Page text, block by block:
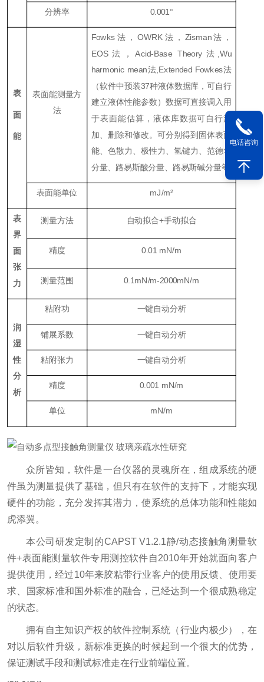
分辨率 0.001°
表
面
能
表面能测量方
法
Fowks法，OWRK法，Zisman法，
EOS法，Acid-Base Theory法,Wu
harmonic mean法,Extended Fowkes法
（软件中预装37种液体数据库，可自行
建立液体性能参数）数据可直接调入用
于表面能估算，液体库数据可自行添
加、删除和修改。可分别得到固体表面
能、色散力、极性力、氢键力、范德华
分量、路易斯酸分量、路易斯碱分量等
表面能单位 mJ/m²
表
界
面
张
力
测量方法 自动拟合+手动拟合
精度 0.01 mN/m
测量范围 0.1mN/m-2000mN/m
润
湿
性
分
析
粘附功 一键自动分析
铺展系数 一键自动分析
粘附张力 一键自动分析
精度 0.001 mN/m
单位 mN/m
众所皆知，软件是一台仪器的灵魂所在，组成系统的硬
件虽为测量提供了基础，但只有在软件的支持下，才能实现
硬件的功能，充分发挥其潜力，使系统的总体功能和性能如
虎添翼。
本公司研发定制的CAPST V1.2.1静/动态接触角测量软
件+表面能测量软件专用测控软件自2010年开始就面向客户
提供使用，经过10年来胶粘带行业客户的使用反馈、使用要
求、国家标准和国外标准的融合，已经达到一个很成熟稳定
的状态。
拥有自主知识产权的软件控制系统（行业内极少），在
对以后软件升级，新标准更换的时候起到一个很大的优势，
保证测试手段和测试标准走在行业前端位置。
电话咨询